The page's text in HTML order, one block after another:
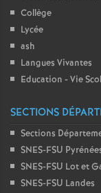
Collège
Lycée
ash
Langues Vivantes
Education - Vie
SECTIONS
Sections
SNES-FSU
SNES-FSU Lot et
SNES-FSU Landes